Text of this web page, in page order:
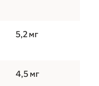
5,2 мг
4,5 мг